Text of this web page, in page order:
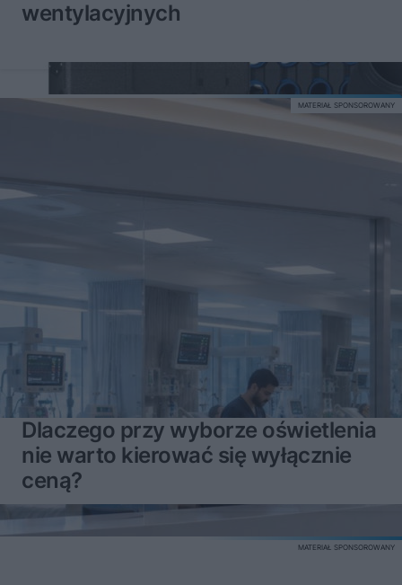
wentylacyjnych
Dlaczego przy wyborze oświetlenia
nie warto kierować się wyłącznie
ceną?
MATERIAŁ SPONSOROWANY
MATERIAŁ SPONSOROWANY